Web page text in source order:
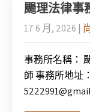
颺理法律事
17 6 月, 2026 |
事務所名稱：
師 事務所地址